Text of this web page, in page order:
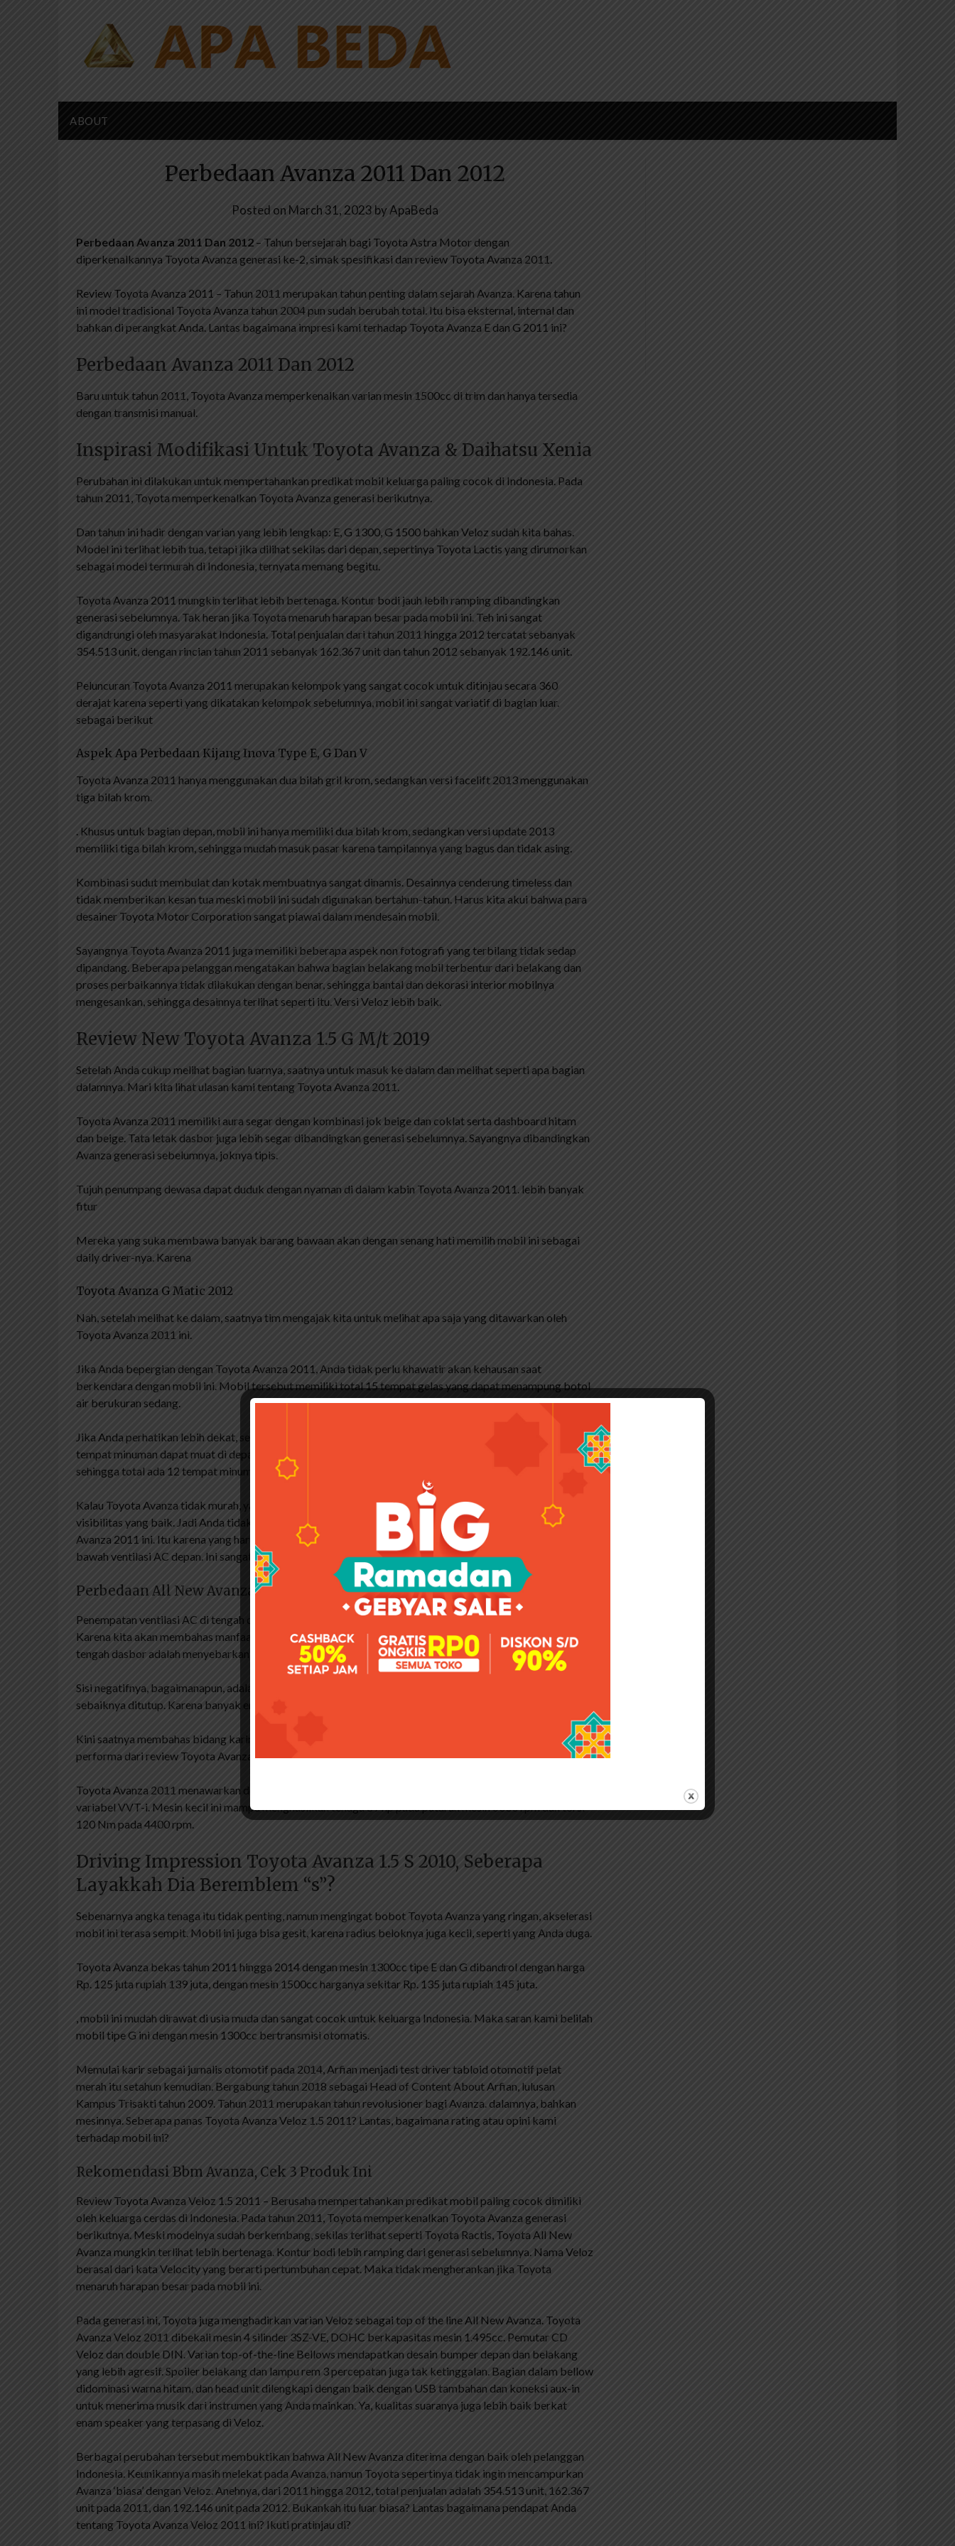
ABOUT
Perbedaan Avanza 2011 Dan 2012
Posted on March 31, 2023 byApaBeda
Perbedaan Avanza 2011 Dan 2012 – Tahun bersejarah bagi Toyota Astra Motor dengan
diperkenalkannya Toyota Avanza generasi ke-2, simak spesifikasi dan review Toyota Avanza 2011.
Review Toyota Avanza 2011 – Tahun 2011 merupakan tahun penting dalam sejarah Avanza. Karena tahun
ini model tradisional Toyota Avanza tahun 2004 pun sudah berubah total. Itu bisa eksternal, internal dan
bahkan di perangkat Anda. Lantas bagaimana impresi kami terhadap Toyota Avanza E dan G 2011 ini?
Perbedaan Avanza 2011 Dan 2012
Baru untuk tahun 2011, Toyota Avanza memperkenalkan varian mesin 1500cc di trim dan hanya tersedia
dengan transmisi manual.
Inspirasi Modifikasi Untuk Toyota Avanza & Daihatsu Xenia
Perubahan ini dilakukan untuk mempertahankan predikat mobil keluarga paling cocok di Indonesia. Pada
tahun 2011, Toyota memperkenalkan Toyota Avanza generasi berikutnya.
Dan tahun ini hadir dengan varian yang lebih lengkap: E, G 1300, G 1500 bahkan Veloz sudah kita bahas.
Model ini terlihat lebih tua, tetapi jika dilihat sekilas dari depan, sepertinya Toyota Lactis yang dirumorkan
sebagai model termurah di Indonesia, ternyata memang begitu.
Toyota Avanza 2011 mungkin terlihat lebih bertenaga. Kontur bodi jauh lebih ramping dibandingkan
generasi sebelumnya. Tak heran jika Toyota menaruh harapan besar pada mobil ini. Teh ini sangat
digandrungi oleh masyarakat Indonesia. Total penjualan dari tahun 2011 hingga 2012 tercatat sebanyak
354.513 unit, dengan rincian tahun 2011 sebanyak 162.367 unit dan tahun 2012 sebanyak 192.146 unit.
Peluncuran Toyota Avanza 2011 merupakan kelompok yang sangat cocok untuk ditinjau secara 360
derajat karena seperti yang dikatakan kelompok sebelumnya, mobil ini sangat variatif di bagian luar.
sebagai berikut
Aspek Apa Perbedaan Kijang Inova Type E, G Dan V
Toyota Avanza 2011 hanya menggunakan dua bilah gril krom, sedangkan versi facelift 2013 menggunakan
tiga bilah krom.
. Khusus untuk bagian depan, mobil ini hanya memiliki dua bilah krom, sedangkan versi update 2013
memiliki tiga bilah krom, sehingga mudah masuk pasar karena tampilannya yang bagus dan tidak asing.
Kombinasi sudut membulat dan kotak membuatnya sangat dinamis. Desainnya cenderung timeless dan
tidak memberikan kesan tua meski mobil ini sudah digunakan bertahun-tahun. Harus kita akui bahwa para
desainer Toyota Motor Corporation sangat piawai dalam mendesain mobil.
Sayangnya Toyota Avanza 2011 juga memiliki beberapa aspek non fotografi yang terbilang tidak sedap
dipandang. Beberapa pelanggan mengatakan bahwa bagian belakang mobil terbentur dari belakang dan
proses perbaikannya tidak dilakukan dengan benar, sehingga bantal dan dekorasi interior mobilnya
mengesankan, sehingga desainnya terlihat seperti itu. Versi Veloz lebih baik.
Review New Toyota Avanza 1.5 G M/t 2019
Setelah Anda cukup melihat bagian luarnya, saatnya untuk masuk ke dalam dan melihat seperti apa bagian
dalamnya. Mari kita lihat ulasan kami tentang Toyota Avanza 2011.
Toyota Avanza 2011 memiliki aura segar dengan kombinasi jok beige dan coklat serta dashboard hitam
dan beige. Tata letak dasbor juga lebih segar dibandingkan generasi sebelumnya. Sayangnya dibandingkan
Avanza generasi sebelumnya, joknya tipis.
Tujuh penumpang dewasa dapat duduk dengan nyaman di dalam kabin Toyota Avanza 2011. lebih banyak
fitur
Mereka yang suka membawa banyak barang bawaan akan dengan senang hati memilih mobil ini sebagai
daily driver-nya. Karena
Toyota Avanza G Matic 2012
Nah, setelah melihat ke dalam, saatnya tim mengajak kita untuk melihat apa saja yang ditawarkan oleh
Toyota Avanza 2011 ini.
Jika Anda bepergian dengan Toyota Avanza 2011, Anda tidak perlu khawatir akan kehausan saat
berkendara dengan mobil ini. Mobil tersebut memiliki total 15 tempat gelas yang dapat menampung botol
air berukuran sedang.
Jika Anda perhatikan lebih dekat, setiap pintu depan dapat memuat tiga tempat minuman, jadi total enam
tempat minuman dapat muat di depan dan tiga tempat minuman dapat muat di setiap pintu belakang,
sehingga total ada 12 tempat minuman, dan masih ada dua lagi di baris ketiga. . . gagang cangkir
Kalau Toyota Avanza tidak murah, yaitu tipe E generasi sebelumnya, sulit mengatur kaca spion luar untuk
visibilitas yang baik. Jadi Anda tidak perlu khawatir lagi saat ingin menyesuaikan kaca spion di Toyota
Avanza 2011 ini. Itu karena yang harus Anda lakukan hanyalah menyentuh tombol power di sisi kanan
bawah ventilasi AC depan. Ini sangat mudah dan menyenangkan.
Perbedaan All New Avanza Tipe G Dan E 2012
Penempatan ventilasi AC di tengah dashboard seperti milkshake, membawa keuntungan dan kerugian.
Karena kita akan membahas manfaatnya terlebih dahulu, efek positif dari pemindahan kisi-kisi AC ke
tengah dasbor adalah menyebarkan udara dingin ke bagian belakang kabin lebih cepat.
Sisi negatifnya, bagaimanapun, adalah tidak terlalu mengganggu, dan dalam kondisi hujan lebat, jaringan AC
sebaiknya ditutup. Karena banyak embun di udara Toyota Avanza 2011 ini.
Kini saatnya membahas bidang karir yang erat kaitannya dengan pekerjaan dan teknologi. Berikut bagian
performa dari review Toyota Avanza 2011 kami.
Toyota Avanza 2011 menawarkan dua varian mesin, 1300 dengan kode mesin K3-VE DOHC dengan katup
variabel VVT-i. Mesin kecil ini mampu menghasilkan tenaga 89 hp pada putaran mesin 6000 rpm dan torsi
120 Nm pada 4400 rpm.
Driving Impression Toyota Avanza 1.5 S 2010, Seberapa
Layakkah Dia Beremblem “s”?
Sebenarnya angka tenaga itu tidak penting, namun mengingat bobot Toyota Avanza yang ringan, akselerasi
mobil ini terasa sempit. Mobil ini juga bisa gesit, karena radius beloknya juga kecil, seperti yang Anda duga.
Toyota Avanza bekas tahun 2011 hingga 2014 dengan mesin 1300cc tipe E dan G dibandrol dengan harga
Rp. 125 juta rupiah 139 juta, dengan mesin 1500cc harganya sekitar Rp. 135 juta rupiah 145 juta.
, mobil ini mudah dirawat di usia muda dan sangat cocok untuk keluarga Indonesia. Maka saran kami belilah
mobil tipe G ini dengan mesin 1300cc bertransmisi otomatis.
Memulai karir sebagai jurnalis otomotif pada 2014, Arfian menjadi test driver tabloid otomotif pelat
merah itu setahun kemudian. Bergabung tahun 2018 sebagai Head of Content About Arfian, lulusan
Kampus Trisakti tahun 2009. Tahun 2011 merupakan tahun revolusioner bagi Avanza. dalamnya, bahkan
mesinnya. Seberapa panas Toyota Avanza Veloz 1.5 2011? Lantas, bagaimana rating atau opini kami
terhadap mobil ini?
Rekomendasi Bbm Avanza, Cek 3 Produk Ini
Review Toyota Avanza Veloz 1.5 2011 – Berusaha mempertahankan predikat mobil paling cocok dimiliki
oleh keluarga cerdas di Indonesia. Pada tahun 2011, Toyota memperkenalkan Toyota Avanza generasi
berikutnya. Meski modelnya sudah berkembang, sekilas terlihat seperti Toyota Ractis, Toyota All New
Avanza mungkin terlihat lebih bertenaga. Kontur bodi lebih ramping dari generasi sebelumnya. Nama Veloz
berasal dari kata Velocity yang berarti pertumbuhan cepat. Maka tidak mengherankan jika Toyota
menaruh harapan besar pada mobil ini.
Pada generasi ini, Toyota juga menghadirkan varian Veloz sebagai top of the line All New Avanza. Toyota
Avanza Veloz 2011 dibekali mesin 4 silinder 3SZ-VE, DOHC berkapasitas mesin 1.495cc. Pemutar CD
Veloz dan double DIN. Varian top-of-the-line Bellows mendapatkan desain bumper depan dan belakang
yang lebih agresif. Spoiler belakang dan lampu rem 3 percepatan juga tak ketinggalan. Bagian dalam bellow
didominasi warna hitam, dan head unit dilengkapi dengan baik dengan USB tambahan dan koneksi aux-in
untuk menerima musik dari instrumen yang Anda mainkan. Ya, kualitas suaranya juga lebih baik berkat
enam speaker yang terpasang di Veloz.
Berbagai perubahan tersebut membuktikan bahwa All New Avanza diterima dengan baik oleh pelanggan
Indonesia. Keunikannya masih melekat pada Avanza, namun Toyota sepertinya tidak ingin mencampurkan
Avanza ‘biasa’ dengan Veloz. Anehnya, dari 2011 hingga 2012, total penjualan adalah 354.513 unit, 162.367
unit pada 2011, dan 192.146 unit pada 2012. Bukankah itu luar biasa? Lantas bagaimana pendapat Anda
tentang Toyota Avanza Veloz 2011 ini? Ikuti pratinjau di?